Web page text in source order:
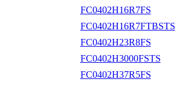
FC0402H16R7FS
FC0402H16R7FTBSTS
FC0402H23R8FS
FC0402H3000FSTS
FC0402H37R5FS